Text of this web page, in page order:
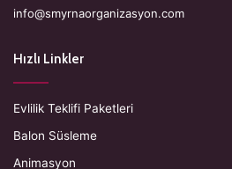
info@smyrnaorganizasyon.com
Hızlı Linkler
Evlilik Teklifi Paketleri
Balon Süsleme
Animasyon